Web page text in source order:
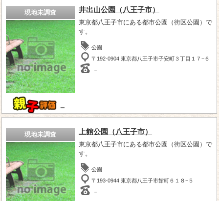
現地未調査
－
井出山公園（八王子市）
東京都八王子市にある都市公園（街区公園）で
す。
公園
〒192-0904 東京都八王子市子安町３丁目１７−６
－
現地未調査 上館公園（八王子市）
東京都八王子市にある都市公園（街区公園）で
す。
公園
〒193-0944 東京都八王子市館町６１８−５
－